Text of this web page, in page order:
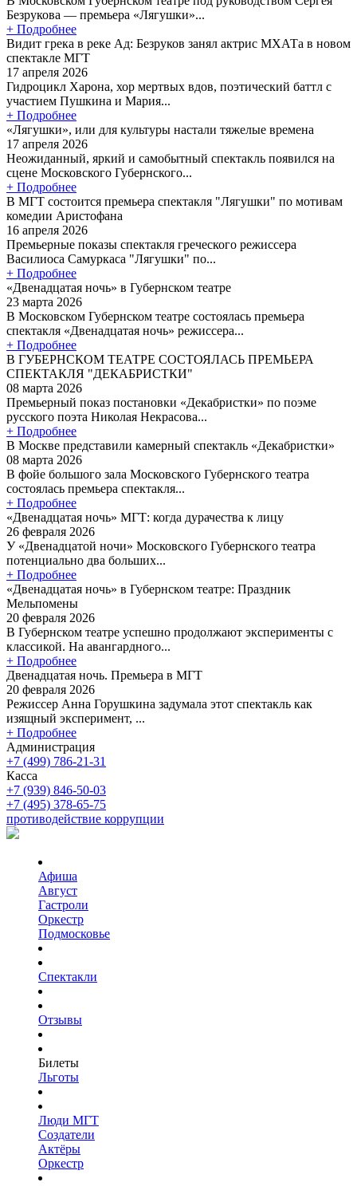
Безрукова — премьера «Лягушки»...
+ Подробнее
Видит грека в реке Ад: Безруков занял актрис МХАТа в новом
спектакле МГТ
17 апреля 2026
Гидроцикл Харона, хор мертвых вдов, поэтический баттл с
участием Пушкина и Мария...
+ Подробнее
«Лягушки», или для культуры настали тяжелые времена
17 апреля 2026
Неожиданный, яркий и самобытный спектакль появился на
сцене Московского Губернского...
+ Подробнее
В МГТ состоится премьера спектакля "Лягушки" по мотивам
комедии Аристофана
16 апреля 2026
Премьерные показы спектакля греческого режиссера
Василиоса Самуркаса "Лягушки" по...
+ Подробнее
«Двенадцатая ночь» в Губернском театре
23 марта 2026
В Московском Губернском театре состоялась премьера
спектакля «Двенадцатая ночь» режиссера...
+ Подробнее
В ГУБЕРНСКОМ ТЕАТРЕ СОСТОЯЛАСЬ ПРЕМЬЕРА
СПЕКТАКЛЯ "ДЕКАБРИСТКИ"
08 марта 2026
Премьерный показ постановки «Декабристки» по поэме
русского поэта Николая Некрасова...
+ Подробнее
В Москве представили камерный спектакль «Декабристки»
08 марта 2026
В фойе большого зала Московского Губернского театра
состоялась премьера спектакля...
+ Подробнее
«Двенадцатая ночь» МГТ: когда дурачества к лицу
26 февраля 2026
У «Двенадцатой ночи» Московского Губернского театра
потенциально два больших...
+ Подробнее
«Двенадцатая ночь» в Губернском театре: Праздник
Мельпомены
20 февраля 2026
В Губернском театре успешно продолжают эксперименты с
классикой. На авангардного...
+ Подробнее
Двенадцатая ночь. Премьера в МГТ
20 февраля 2026
Режиссер Анна Горушкина задумала этот спектакль как
изящный эксперимент, ...
+ Подробнее
Администрация
+7 (499) 786-21-31
Касса
+7 (939) 846-50-03
+7 (495) 378-65-75
противодействие коррупции
Афиша
Август
Гастроли
Оркестр
Подмосковье
Спектакли
Отзывы
Билеты
Льготы
Люди МГТ
Создатели
Актёры
Оркестр